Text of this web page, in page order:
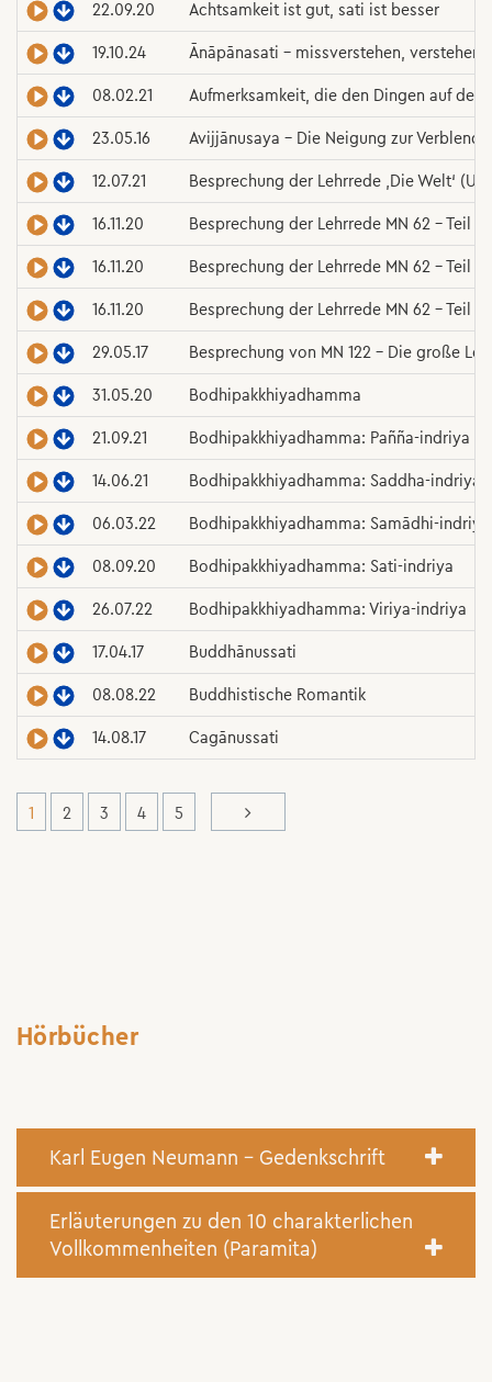
22.09.20 Achtsamkeit ist gut, sati ist besser
19.10.24 Ānāpānasati – missverstehen, verstehen,
08.02.21 Aufmerksamkeit, die den Dingen auf den
23.05.16 Avijjānusaya – Die Neigung zur
12.07.21 Besprechung der Lehrrede ‚Die Welt‘
16.11.20 Besprechung der Lehrrede MN 62 – Teil 1
16.11.20 Besprechung der Lehrrede MN 62 – Teil 2
16.11.20 Besprechung der Lehrrede MN 62 – Teil 3
29.05.17 Besprechung von MN 122 – Die große
31.05.20 Bodhipakkhiyadhamma
21.09.21 Bodhipakkhiyadhamma: Pañña-indriya
14.06.21 Bodhipakkhiyadhamma: Saddha-indriya
06.03.22 Bodhipakkhiyadhamma: Samādhi-indriya
08.09.20 Bodhipakkhiyadhamma: Sati-indriya
26.07.22 Bodhipakkhiyadhamma: Viriya-indriya
17.04.17 Buddhānussati
08.08.22 Buddhistische Romantik
14.08.17 Cagānussati
1 2 3 4 5
Hörbücher
Karl Eugen Neumann – Gedenkschrift
Erläuterungen zu den 10 charakterlichen
Vollkommenheiten (Paramita)